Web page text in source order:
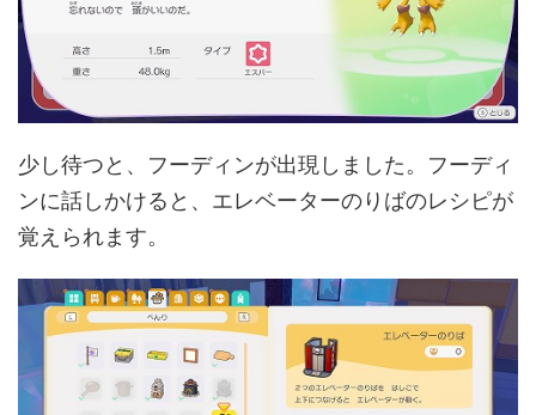
少し待つと、フーディンが出現しました。フーディ
ンに話しかけると、エレベーターのりばのレシピが
覚えられます。